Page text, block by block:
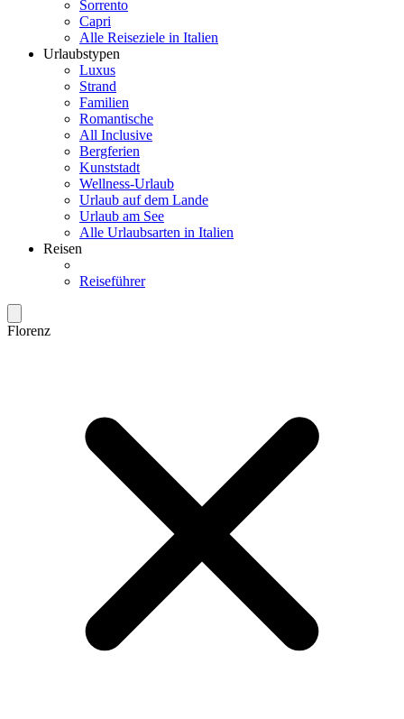
Sorrento
Capri
Alle Reiseziele in Italien
Urlaubstypen
Luxus
Strand
Familien
Romantische
All Inclusive
Bergferien
Kunststadt
Wellness-Urlaub
Urlaub auf dem Lande
Urlaub am See
Alle Urlaubsarten in Italien
Reisen
Reiseführer
Florenz